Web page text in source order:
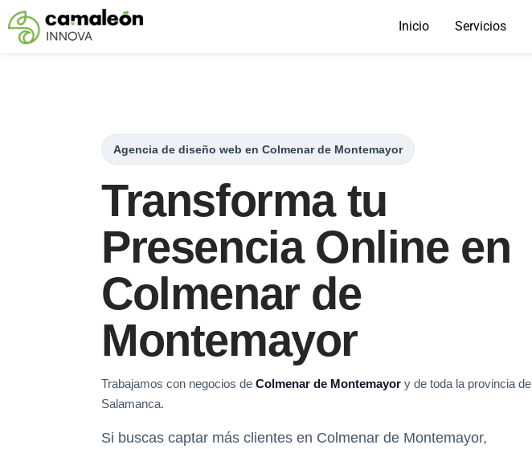
Saltar
Inicio Servicios
Agencia de diseño web en Colmenar de Montemayor
Transforma tu
Presencia Online en
Colmenar de
Montemayor
Trabajamos con negocios de Colmenar de Montemayor y de toda la provincia de
Salamanca.
Si buscas captar más clientes en Colmenar de Montemayor,